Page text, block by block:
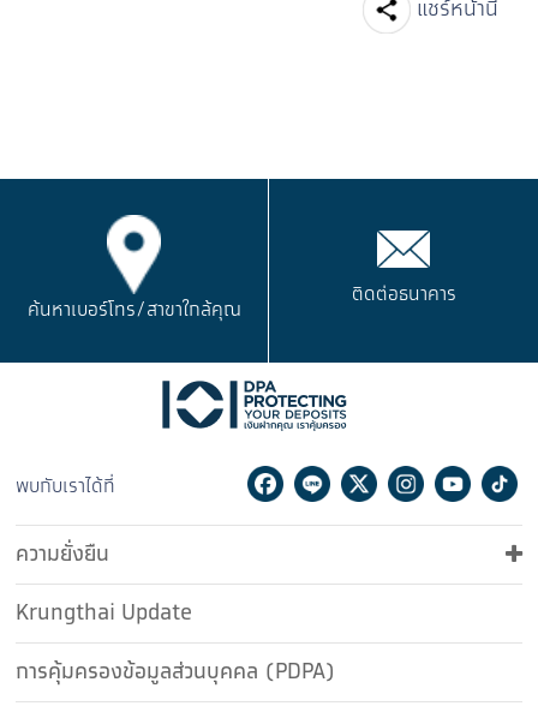
แชร์หน้านี้
ค้นหาเบอร์โทร/สาขาใกล้คุณ
ติดต่อธนาคาร
พบกับเราได้ที่ Facebook
LineTwitterInstagram
ความยั่งยืน
Krungthai Update
การคุ้มครองข้อมูลส่วนบุคคล (PDPA)